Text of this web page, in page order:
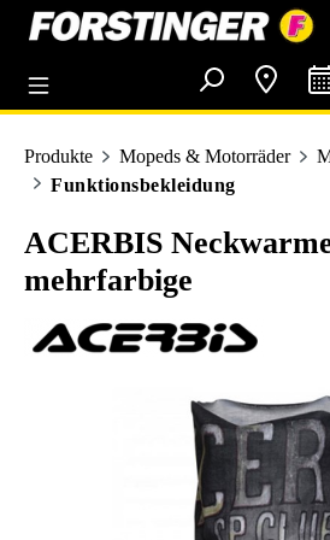
springen
Produkte Mopeds & Motorräder
Funktionsbekleidung
ACERBIS
mehrfarbige
Bildergalerie überspringen